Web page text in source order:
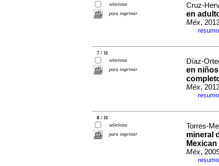
seleciona
para imprimir
Cruz-
en
Méx,
·
7 / 11
seleciona
para imprimir
Díaz-
en
Méx,
·
8 / 11
seleciona
para imprimir
Torres-
mineral
Méx,
·